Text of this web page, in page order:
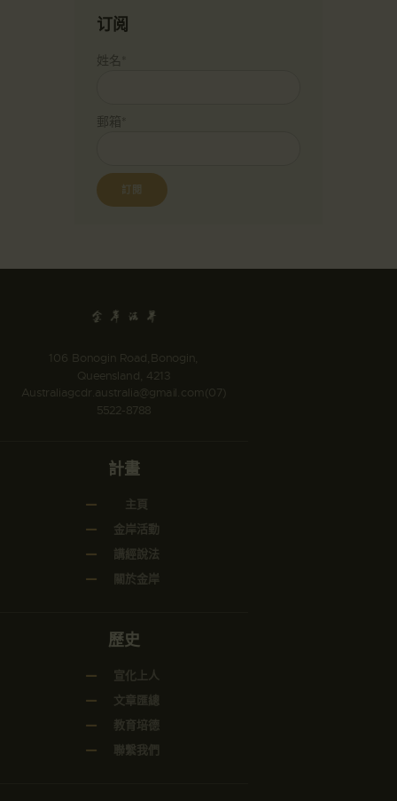
订阅
姓名*
郵箱*
106 Bonogin Road,Bonogin,
Queensland, 4213
Australia gcdr.australia@gmail.com (07)
5522-8788
計畫
主頁
金岸活動
講經說法
關於金岸
歷史
宣化上人
文章匯總
教育培德
聯繫我們